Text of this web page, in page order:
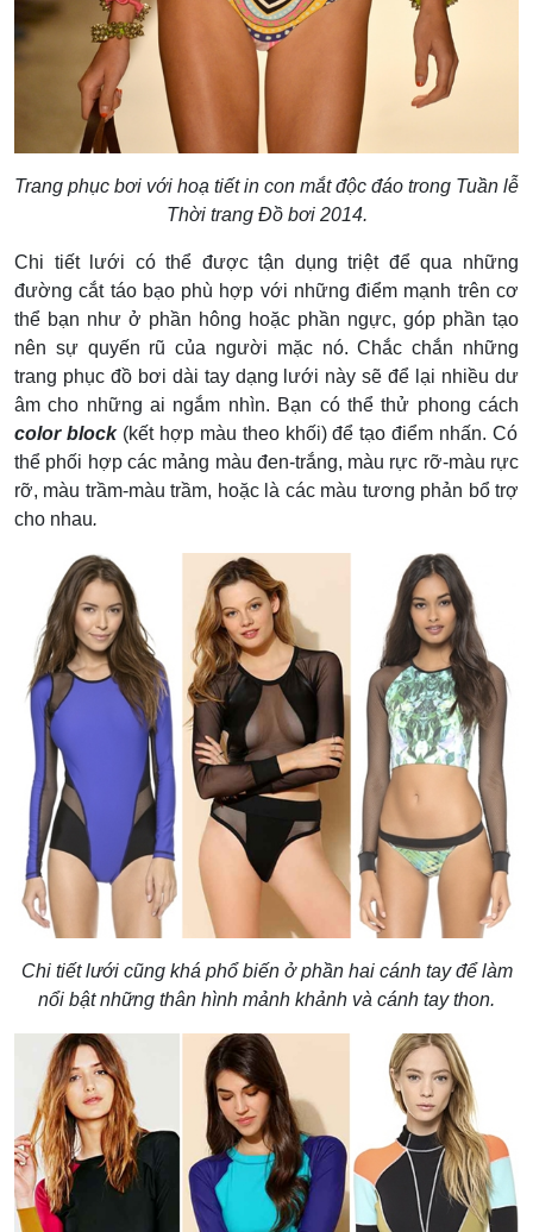
Trang phục bơi với hoạ tiết in con mắt độc đáo trong Tuần lễ
Thời trang Đồ bơi 2014.
Chi tiết lưới có thể được tận dụng triệt để qua những
đường cắt táo bạo phù hợp với những điểm mạnh trên cơ
thể bạn như ở phần hông hoặc phần ngực, góp phần tạo
nên sự quyến rũ của người mặc nó. Chắc chắn những
trang phục đồ bơi dài tay dạng lưới này sẽ để lại nhiều dư
âm cho những ai ngắm nhìn. Bạn có thể thử phong cách
color block(kết hợp màu theo khối) để tạo điểm nhấn. Có
thể phối hợp các mảng màu đen-trắng, màu rực rỡ-màu rực
rỡ, màu trầm-màu trầm, hoặc là các màu tương phản bổ trợ
cho nhau.
Chi tiết lưới cũng khá phổ biến ở phần hai cánh tay để làm
nổi bật những thân hình mảnh khảnh và cánh tay thon.